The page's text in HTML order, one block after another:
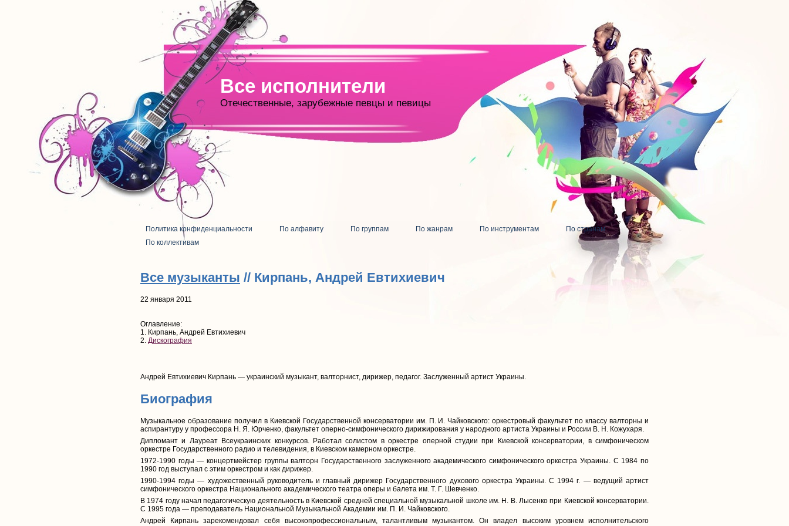
Все исполнители
Отечественные, зарубежные певцы и певицы
Политика конфиденциальности По алфавиту По группам По жанрам По инструментам
По странам
По коллективам
Все музыканты // Кирпань, Андрей Евтихиевич
22 января 2011
Оглавление:
1. Кирпань, Андрей Евтихиевич
2. Дискография
Андрей Евтихиевич Кирпань — украинский музыкант, валторнист, дирижер, педагог. Заслуженный артист Украины.
Биография
Музыкальное образование получил в Киевской Государственной консерватории им. П. И. Чайковского: оркестровый факультет по классу валторны и
аспирантуру у профессора Н. Я. Юрченко, факультет оперно-симфонического дирижирования у народного артиста Украины и России В. Н. Кожухаря.
Дипломант и Лауреат Всеукраинских конкурсов. Работал солистом в оркестре оперной студии при Киевской консерватории, в симфоническом
оркестре Государственного радио и телевидения, в Киевском камерном оркестре.
1972-1990 годы — концертмейстер группы валторн Государственного заслуженного академического симфонического оркестра Украины. С 1984 по
1990 год выступал с этим оркестром и как дирижер.
1990-1994 годы — художественный руководитель и главный дирижер Государственного духового оркестра Украины. С 1994 г. — ведущий артист
симфонического оркестра Национального академического театра оперы и балета им. Т. Г. Шевченко.
В 1974 году начал педагогическую деятельность в Киевской средней специальной музыкальной школе им. Н. В. Лысенко при Киевской консерватории.
С 1995 года — преподаватель Национальной Музыкальной Академии им. П. И. Чайковского.
Андрей Кирпань зарекомендовал себя высокопрофессиональным, талантливым музыкантом. Он владел высоким уровнем исполнительского